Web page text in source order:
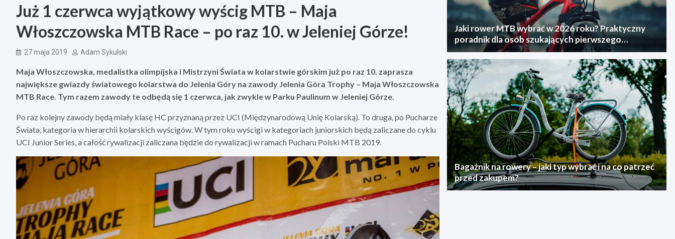
Już 1 czerwca wyjątkowy wyścig MTB – Maja
Włoszczowska MTB Race – po raz 10. w Jeleniej Górze!
27 maja 2019 Adam Sykulski
Maja Włoszczowska, medalistka olimpijska i Mistrzyni Świata w kolarstwie górskim już po raz 10. zaprasza
największe gwiazdy światowego kolarstwa do Jelenia Góry na zawody Jelenia Góra Trophy – Maja Włoszczowska
MTB Race. Tym razem zawody te odbędą się 1 czerwca, jak zwykle w Parku Paulinum w Jeleniej Górze.
Po raz kolejny zawody będą miały klasę HC przyznaną przez UCI (Międzynarodową Unię Kolarską). To druga, po Pucharze
Świata, kategoria w hierarchii kolarskich wyścigów. W tym roku wyścigi w kategoriach juniorskich będą zaliczane do cyklu
UCI Junior Series, a całość rywalizacji zaliczana będzie do rywalizacji w ramach Pucharu Polski MTB 2019.
Jaki rower MTB wybrać w 2026 roku? Praktyczny
poradnik dla osób szukających pierwszego
górskiego roweru
Bagażnik na rowery – jaki typ wybrać i na co patrzeć
przed zakupem?